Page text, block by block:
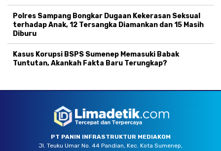
Polres Sampang Bongkar Dugaan Kekerasan Seksual
terhadap Anak, 12 Tersangka Diamankan dan 15 Masih
Diburu
Kasus Korupsi BSPS Sumenep Memasuki Babak
Tuntutan, Akankah Fakta Baru Terungkap?
PT PANIN INFRASTRUKTUR MEDIAKOM
Jl. Teuku Umar No. 44 Pandian, Kec. Kota Sumenep,